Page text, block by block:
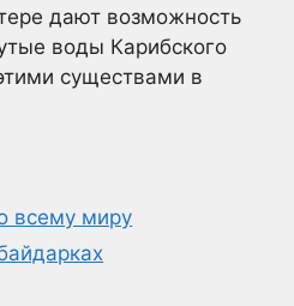
дают возможность
воды Карибского
существами в
всему миру